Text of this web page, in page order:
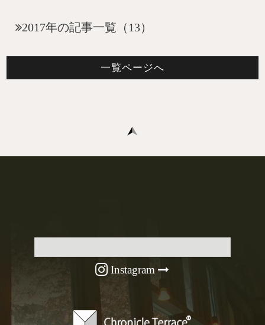
2017年の記事一覧（13）
一覧ページへ
Instagram